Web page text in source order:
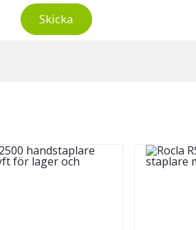
Skicka